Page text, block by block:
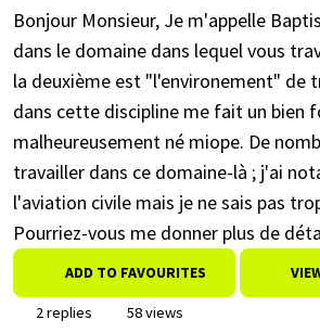
Bonjour Monsieur, Je m'appelle
dans le domaine dans lequel vous
la deuxième est "l'environement" de
dans cette discipline me fait un bien
malheureusement né miope. De
travailler dans ce domaine-là ; j'ai
l'aviation civile mais je ne sais pas
Pourriez-vous me donner plus de
ADD TO FAVOURITES
2 replies
58 views